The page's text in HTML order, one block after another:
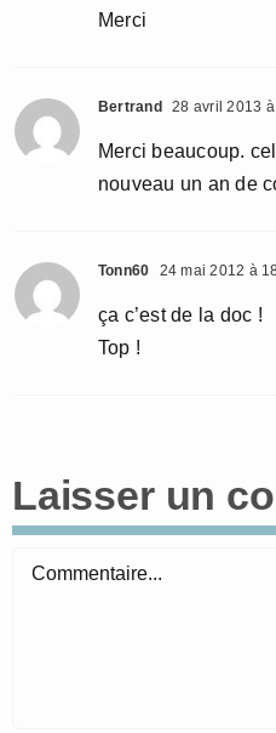
Merci
Bertrand 28 avril 2013 à
Merci beaucoup.
nouveau un an de
Tonn60 24 mai 2012 à
ça c’est de la doc !
Top !
Laisser un
Commentaire